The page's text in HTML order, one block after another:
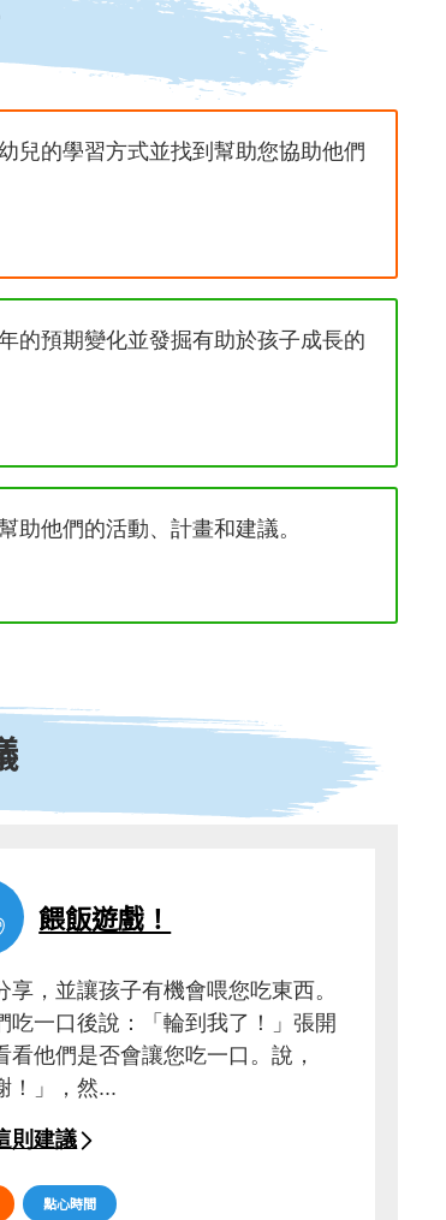
兒的學習方式並找到幫助您協助他們
的預期變化並發掘有助於孩子成長的
助他們的活動、計畫和建議。
餵飯遊戲！
享，並讓孩子有機會喂您吃東西。
吃一口後說：「輪到我了！」張開
看他們是否會讓您吃一口。說，
！」，然...
則建議
點心時間